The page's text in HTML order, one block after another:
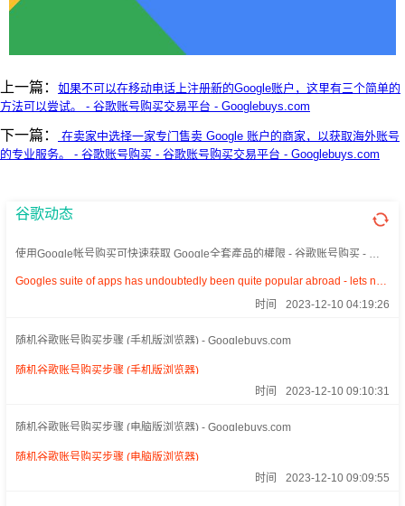
上一篇： 如果不可以在移动电话上注册新的Google账户，这里有三个简单的
方法可以尝试。 - 谷歌账号购买交易平台 - Googlebuys.com
下一篇：
在卖家中选择一家专门售卖 Google 账户的商家，以获取海外账号
的专业服务。 - 谷歌账号购买 - 谷歌账号购买交易平台 - Googlebuys.com
谷歌动态
使用Google帐号购买可快速获取 Google全套產品的權限 - 谷歌账号购买 - 谷
Googles suite of apps has undoubtedly been quite popular abroad - lets not
2023-12-10 04:19:26
时间
随机谷歌账号购买步骤 (手机版浏览器) - Googlebuys.com
随机谷歌账号购买步骤 (手机版浏览器)
2023-12-10 09:10:31
时间
随机谷歌账号购买步骤 (电脑版浏览器) - Googlebuys.com
随机谷歌账号购买步骤 (电脑版浏览器)
2023-12-10 09:09:55
时间